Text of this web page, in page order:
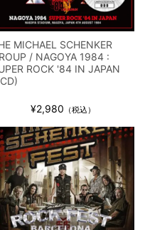
ド州 2公演 SBD 完全収録！
MICHAEL SCHENKER
/ NAGOYA 1984 :
ROCK '84 IN JAPAN
¥2,980 （税込）